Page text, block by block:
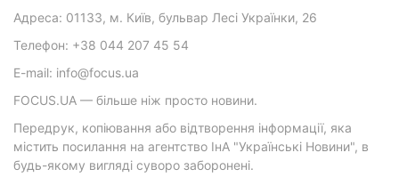
Адреса: 01133, м. Київ, бульвар Лесі Українки, 26
Телефон: +38 044 207 45 54
E-mail: info@focus.ua
FOCUS.UA — більше ніж просто новини.
Передрук, копіювання або відтворення інформації, яка
містить посилання на агентство ІнА "Українські Новини", в
будь-якому вигляді суворо заборонені.